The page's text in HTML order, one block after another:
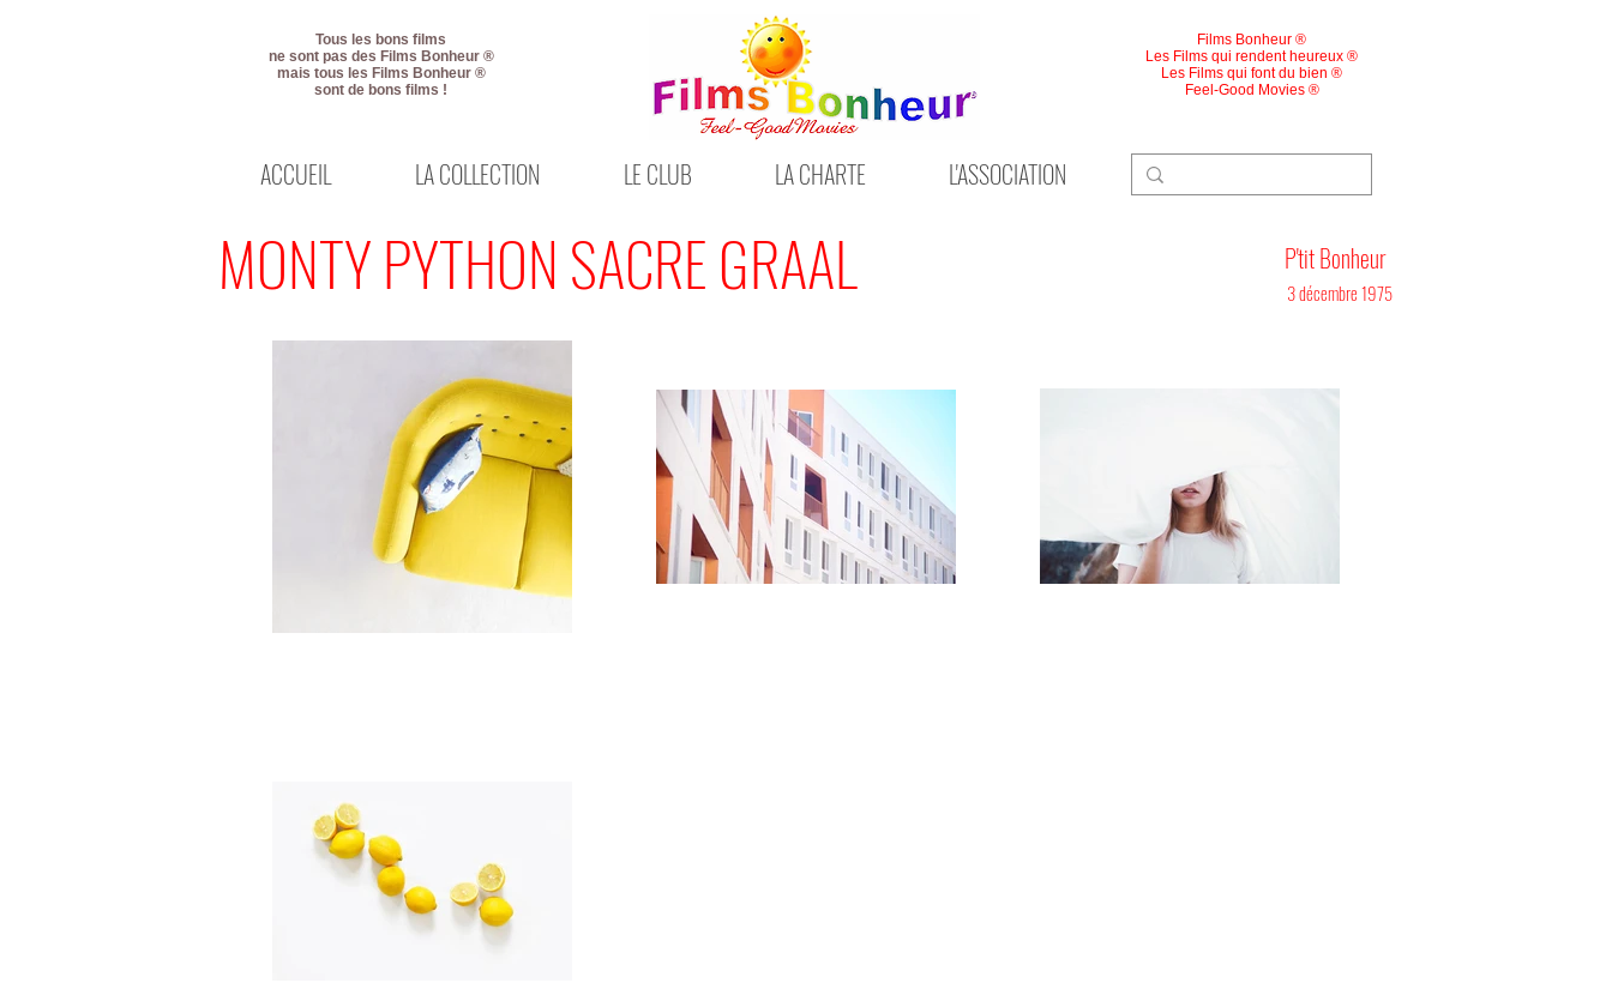
Tous les bons films
ne sont pas des Films Bonheur ®
mais tous les Films Bonheur ®
sont de bons films !
ACCUEIL LA COLLECTION LE CLUB LA CHARTE L'ASSOCIATION
Films Bonheur ®
Les Films qui rendent heureux ®
Les Films qui font du bien ®
Feel-Good Movies ®
MONTY PYTHON SACRE GRAAL P'tit Bonheur
3 décembre 1975